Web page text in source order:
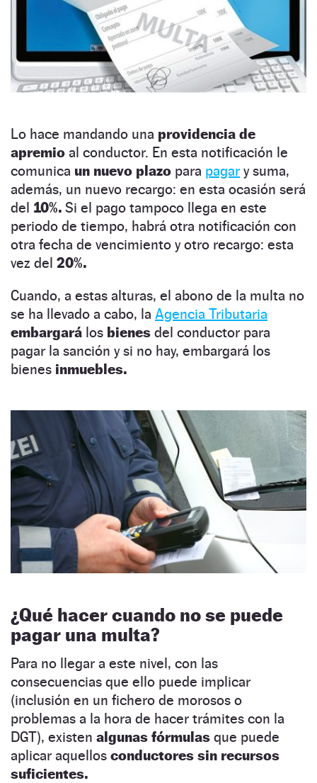
Lo hace mandando una providencia de
apremio al conductor. En esta notificación le
comunica un nuevo plazo para pagar y suma,
además, un nuevo recargo: en esta ocasión será
del 10%. Si el pago tampoco llega en este
periodo de tiempo, habrá otra notificación con
otra fecha de vencimiento y otro recargo: esta
vez del 20%.
Cuando, a estas alturas, el abono de la multa no
se ha llevado a cabo, la Agencia Tributaria
embargará los bienes del conductor para
pagar la sanción y si no hay, embargará los
bienes inmuebles.
¿Qué hacer cuando no se puede
pagar una multa?
Para no llegar a este nivel, con las
consecuencias que ello puede implicar
(inclusión en un fichero de morosos o
problemas a la hora de hacer trámites con la
DGT), existen algunas fórmulas que puede
aplicar aquellos conductores sin recursos
suficientes.